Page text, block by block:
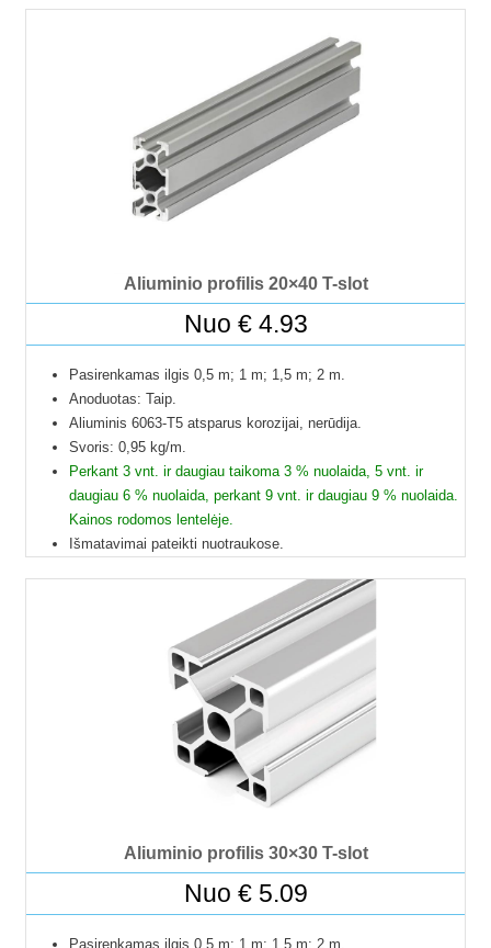
VALDIKLIŲ PALYGINIMAS
profiliai į paštomatus netelpa, todėl juos galime pristatyti
Profilių Ilgis gali būti su 1 mm paklaida.
Dėl klausimų ir užsakymų kitokių ilgių profilių galite kreiptis
Kad matytumėte kainą pasirinkite ilgį.
Aliuminio profilis 20×40 T-slot
Nuo €4.93
Pasirenkamas ilgis 0,5 m; 1 m; 1,5 m; 2 m.
Anoduotas: Taip.
Aliuminis 6063-T5 atsparus korozijai, nerūdija.
Svoris: 0,95 kg/m.
Perkant 3 vnt. ir daugiau taikoma 3 % nuolaida, 5 vnt. ir
daugiau 6 % nuolaida, perkant 9 vnt. ir daugiau 9 % nuolaida.
Kainos rodomos lentelėje.
Išmatavimai pateikti nuotraukose.
Į paštomatus pristatome tik 50 cm ilgio profilius, kitų ilgių
profiliai į paštomatus netelpa, todėl juos galime pristatyti
tik jūsų nurodytu adresu.
Profilių Ilgis gali būti su 1 mm paklaida.
Dėl klausimų ir užsakymų kitokių ilgių profilių galite kreiptis
Kad matytumėte kainą pasirinkite ilgį.
Aliuminio profilis 30×30 T-slot
Nuo €5.09
Pasirenkamas ilgis 0,5 m; 1 m; 1,5 m; 2 m.